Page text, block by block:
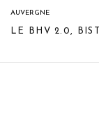
AUVERGNE
LE BHV 2.0,